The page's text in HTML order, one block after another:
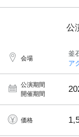
公
会場
釜
ア
公演期間
開催期間
価格